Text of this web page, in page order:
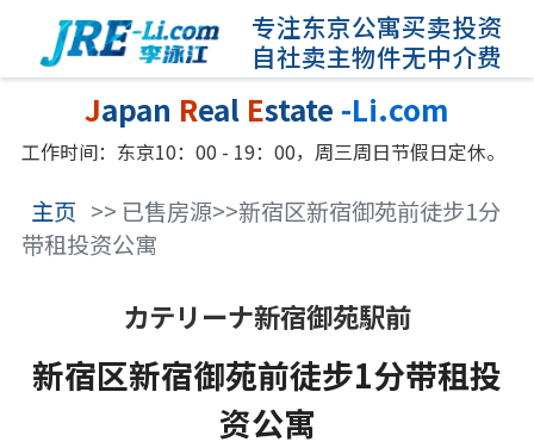
专注东京公寓买卖投资
自社卖主物件无中介费
Japan Real Estate -Li.com
工作时间：东京10：00 - 19：00，周三周日节假日定休。
主页 >> 已售房源>>新宿区新宿御苑前徒步1分
带租投资公寓
カテリーナ新宿御苑駅前
新宿区新宿御苑前徒步1分带租投
资公寓